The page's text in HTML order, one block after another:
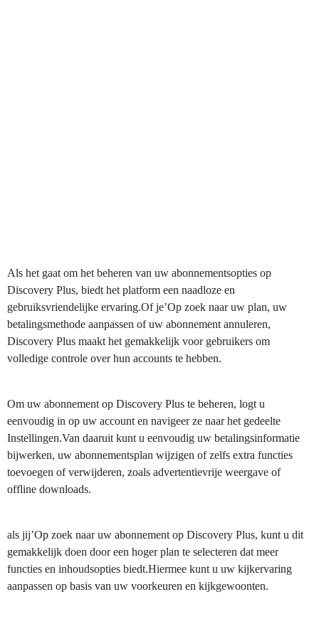
Als het gaat om het beheren van uw abonnementsopties op
Discovery Plus, biedt het platform een naadloze en
gebruiksvriendelijke ervaring.Of je’Op zoek naar uw plan, uw
betalingsmethode aanpassen of uw abonnement annuleren,
Discovery Plus maakt het gemakkelijk voor gebruikers om
volledige controle over hun accounts te hebben.
Om uw abonnement op Discovery Plus te beheren, logt u
eenvoudig in op uw account en navigeer ze naar het gedeelte
Instellingen.Van daaruit kunt u eenvoudig uw betalingsinformatie
bijwerken, uw abonnementsplan wijzigen of zelfs extra functies
toevoegen of verwijderen, zoals advertentievrije weergave of
offline downloads.
als jij’Op zoek naar uw abonnement op Discovery Plus, kunt u dit
gemakkelijk doen door een hoger plan te selecteren dat meer
functies en inhoudsopties biedt.Hiermee kunt u uw kijkervaring
aanpassen op basis van uw voorkeuren en kijkgewoonten.